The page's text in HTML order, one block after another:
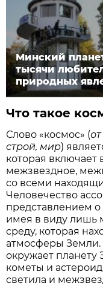
Минский
тысячи
природных
Что такое
Слово «космос» (
строй, мир)
которая включает
межзвездное,
со всеми
Человечество
представлением
имея в виду лишь
среду, которая
атмосферы Земли.
окружает планету
кометы и
светила и